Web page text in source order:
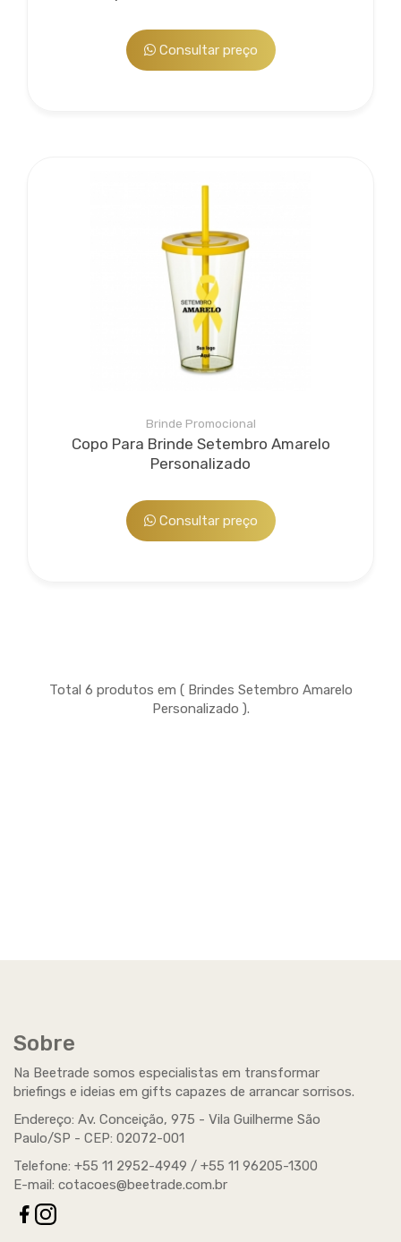
Consultar preço
Brinde Promocional
Copo Para Brinde Setembro Amarelo
Personalizado
Consultar preço
Total 6 produtos em ( Brindes Setembro Amarelo
Personalizado ).
Sobre
Na Beetrade somos especialistas em transformar
briefings e ideias em gifts capazes de arrancar sorrisos.
Endereço: Av. Conceição, 975 - Vila Guilherme São
Paulo/SP - CEP: 02072-001
Telefone: +55 11 2952-4949 / +55 11 96205-1300
E-mail: cotacoes@beetrade.com.br